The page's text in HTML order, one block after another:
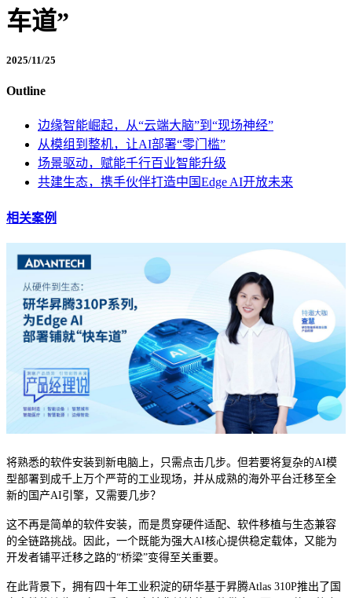
车道”
2025/11/25
Outline
边缘智能崛起，从“云端大脑”到“现场神经”
从模组到整机，让AI部署“零门槛”
场景驱动，赋能千行百业智能升级
共建生态，携手伙伴打造中国Edge AI开放未来
相关案例
将熟悉的软件安装到新电脑上，只需点击几步。但若要将复杂的AI模
型部署到成千上万个严苛的工业现场，并从成熟的海外平台迁移至全
新的国产AI引擎，又需要几步？
这不再是简单的软件安装，而是贯穿硬件适配、软件移植与生态兼容
的全链路挑战。因此，一个既能为强大AI核心提供稳定载体，又能为
开发者铺平迁移之路的“桥梁”变得至关重要。
在此背景下，拥有四十年工业积淀的研华基于昇腾Atlas 310P推出了国